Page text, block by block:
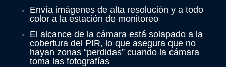
Envía imágenes de alta resolución y a todo
color a la estación de monitoreo
El alcance de la cámara está solapado a la
cobertura del PIR, lo que asegura que no
hayan zonas “perdidas” cuando la cámara
toma las fotografías